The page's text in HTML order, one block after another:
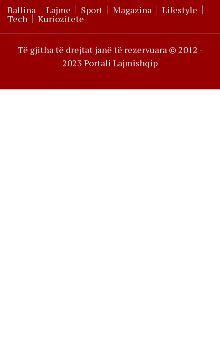
Ballina Lajme Sport Magazina Lifestyle
Tech Kuriozitete
Të gjitha të drejtat janë të rezervuara © 2012 -
2023 Portali Lajmishqip